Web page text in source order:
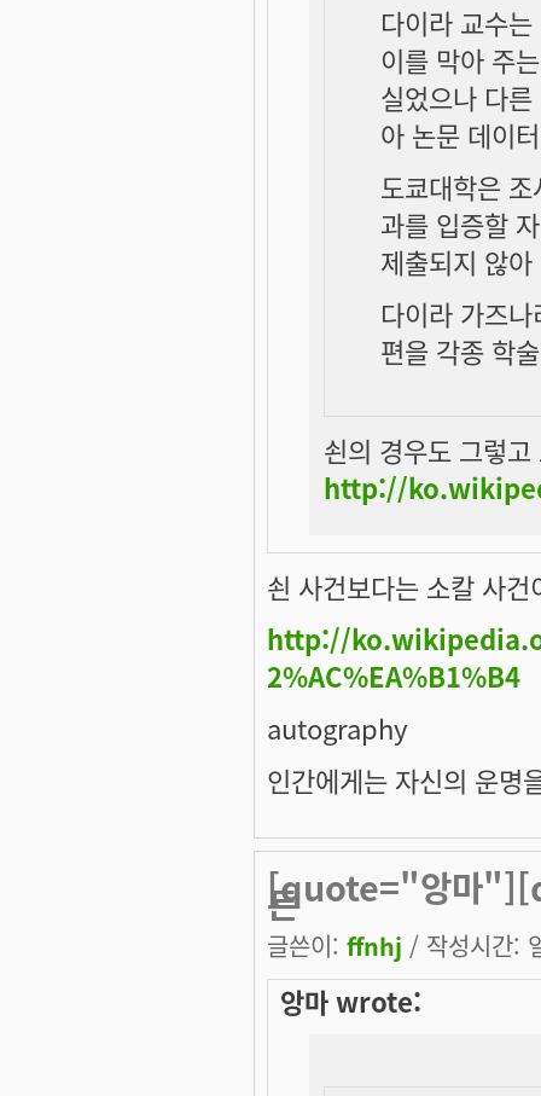
다이라 교수
이를 막아 주
실었으나 다
아 논문 데이
도쿄대학은
과를 입증할
제출되지 않
다이라 가즈
편을 각종 학
쇤의 경우도 그렇
http://
쇤 사건보다는 소칼 사
http://
2%AC%EA%B1%B4
autography
인간에게는 자신의 운명
[quote="앙마
든
글쓴이: ffnhj / 작성시간:
앙마 wrote: